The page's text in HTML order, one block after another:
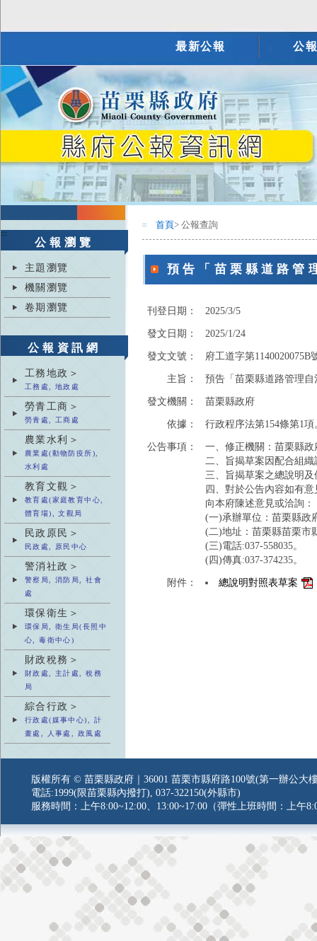
最新公報 公
:::
公報瀏覽
主題瀏覽
機關瀏覽
卷期瀏覽
公報資訊網
工務地政＞
工務處, 地政處
勞青工商＞
勞青處, 工商處
農業水利＞
農業處(動物防疫所),
水利處
教育文觀＞
教育處(家庭教育中心,
體育場), 文觀局
民政原民＞
民政處, 原民中心
警消社政＞
警察局, 消防局, 社會
處
環保衛生＞
環保局, 衛生局(長照中
心, 毒衛中心)
財政稅務＞
財政處, 主計處, 稅務
局
綜合行政＞
行政處(媒事中心), 計
畫處, 人事處, 政風處
::: 首頁> 公報查詢
預告「苗栗縣道路管
刊登日期：
2025/3/5
發文日期：
2025/1/24
發文文號：
府工道字第1140020075B
主旨：
預告「苗栗縣道路管理
發文機關：
苗栗縣政府
依據：
行政程序法第154條第1項
公告事項：
一、修正機關：苗栗縣政
二、旨揭草案因配合組
三、旨揭草案之總說明
四、對於公告內容如有
向本府陳述意見或洽詢：
(一)承辦單位：苗栗縣政
(二)地址：苗栗縣苗栗市
(三)電話:037-558035。
(四)傳真:037-374235。
附件：
總說明對照表草案
版權所有 © 苗栗縣政府｜36001 苗栗市縣府路100號(第一辦公大
電話:1999(限苗栗縣內撥打), 037-322150(外縣市)
服務時間：上午8:00~12:00、13:00~17:00（彈性上班時間：上午